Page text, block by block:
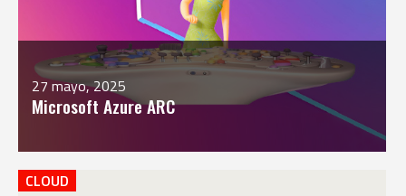
27 mayo, 2025
Microsoft Azure ARC
CLOUD